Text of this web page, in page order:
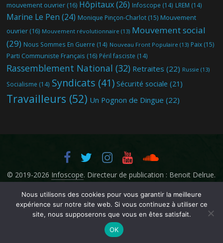
mouvement ouvrier (16) Hôpitaux(26) Infoscope (14) LREM (14)
Marine Le Pen (24) Monique Pinçon-Charlot (15) Mouvement
ouvrier (16) Mouvement révolutionnaire (13) Mouvement social
(29) Nous Sommes En Guerre (14) Nouveau Front Populaire (13) Paix (15)
Parti Communiste Français (16) Péril fasciste (14)
Rassemblement National (32) Retraites (22) Russie (13)
Socialisme (14) Syndicats (41) Sécurité sociale (21)
Travailleurs (52) Un Pognon de Dingue (22)
© 2019-2026 Infoscope. Directeur de publication : Benoit Delrue.
Nous utilisons des cookies pour vous garantir la meilleure
expérience sur notre site web. Si vous continuez à utiliser ce
site, nous supposerons que vous en êtes satisfait.
OK